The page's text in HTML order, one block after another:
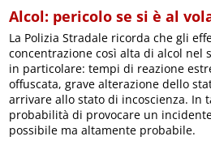
Alcol: pericolo se si è al
La Polizia Stradale ricorda che gli
concentrazione così alta di alcol nel
in particolare: tempi di reazione
offuscata, grave alterazione dello
arrivare allo stato di incoscienza. In
probabilità di provocare un
possibile ma altamente probabile.